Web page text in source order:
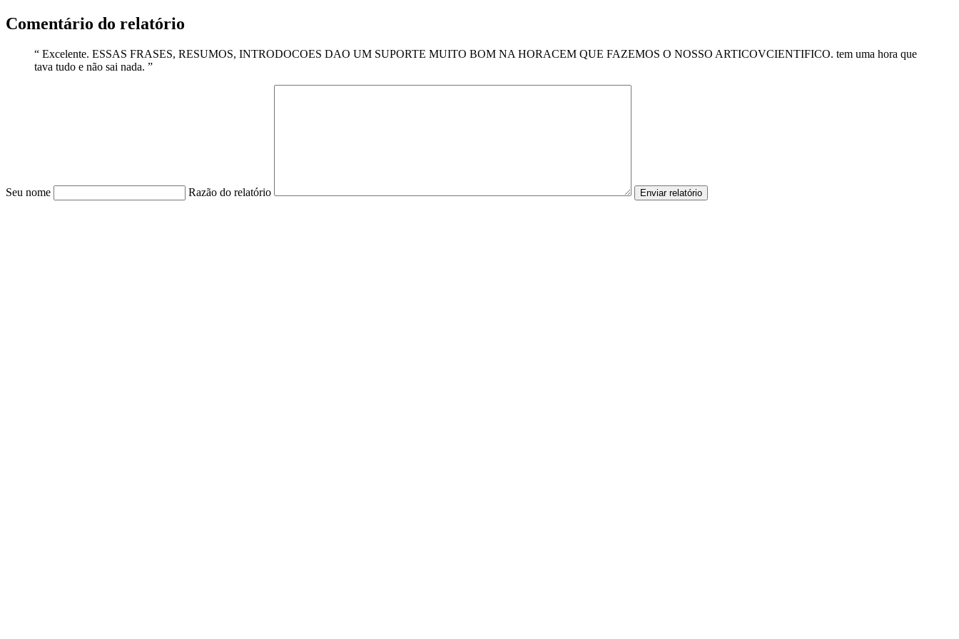
Comentário do relatório
“ Excelente. ESSAS FRASES, RESUMOS, INTRODOCOES DAO UM SUPORTE MUITO BOM NA HORACEM QUE FAZEMOS O NOSSO ARTICOVCIENTIFICO. tem uma hora que
tava tudo e não sai nada. ”
Seu nome Razão do relatório Enviar relatório